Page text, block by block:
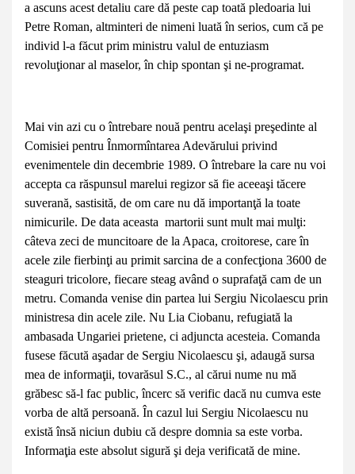
a ascuns acest detaliu care dă peste cap toată pledoaria lui
Petre Roman, altminteri de nimeni luată în serios, cum că pe
individ l-a făcut prim ministru valul de entuziasm
revoluţionar al maselor, în chip spontan şi ne-programat.
Mai vin azi cu o întrebare nouă pentru acelaşi preşedinte al
Comisiei pentru Înmormîntarea Adevărului privind
evenimentele din decembrie 1989. O întrebare la care nu voi
accepta ca răspunsul marelui regizor să fie aceeaşi tăcere
suverană, sastisită, de om care nu dă importanţă la toate
nimicurile. De data aceasta martorii sunt mult mai mulţi:
câteva zeci de muncitoare de la Apaca, croitorese, care în
acele zile fierbinţi au primit sarcina de a confecţiona 3600 de
steaguri tricolore, fiecare steag având o suprafaţă cam de un
metru. Comanda venise din partea lui Sergiu Nicolaescu prin
ministresa din acele zile. Nu Lia Ciobanu, refugiată la
ambasada Ungariei prietene, ci adjuncta acesteia. Comanda
fusese făcută aşadar de Sergiu Nicolaescu şi, adaugă sursa
mea de informaţii, tovarăsul S.C., al cărui nume nu mă
grăbesc să-l fac public, încerc să verific dacă nu cumva este
vorba de altă persoană. În cazul lui Sergiu Nicolaescu nu
există însă niciun dubiu că despre domnia sa este vorba.
Informaţia este absolut sigură şi deja verificată de mine.